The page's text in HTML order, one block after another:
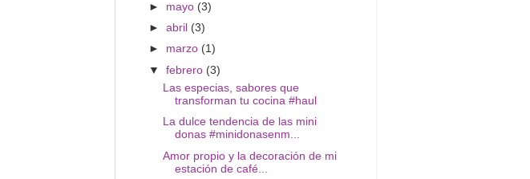
► mayo (3)
►abril (3)
► marzo (1)
▼febrero (3)
Las especias, sabores que
transforman tu cocina #haul
La dulce tendencia de las mini
donas #minidonasenm...
Amor propio y la decoración de mi
estación de café...